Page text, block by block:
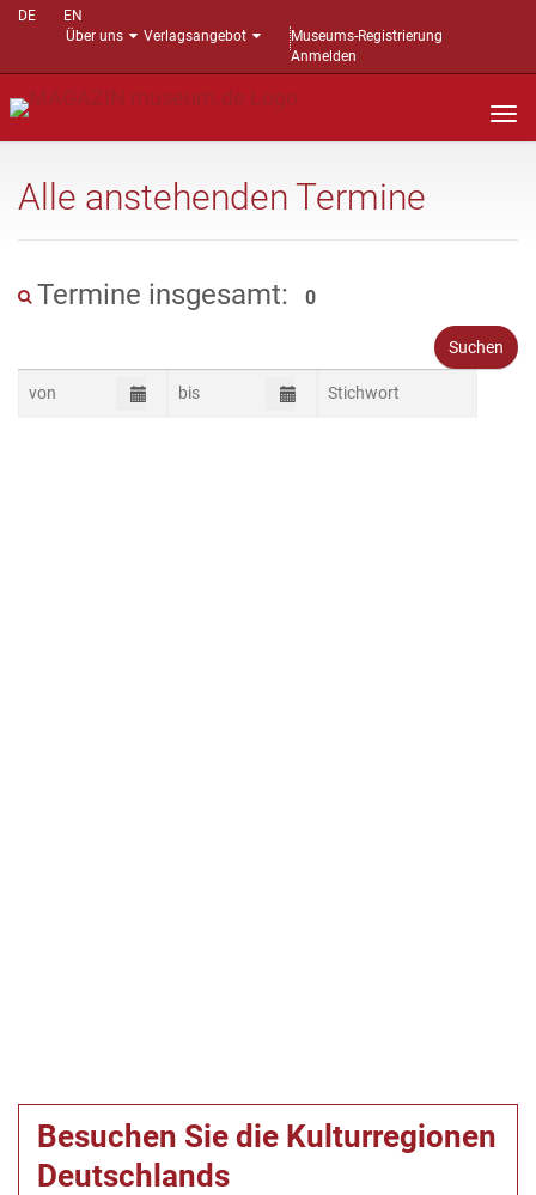
DE
EN
Über uns
Verlagsangebot
Museums-Registrierung
Anmelden
Alle anstehenden Termine
Termine insgesamt: 0
Besuchen Sie die Kulturregionen
Deutschlands